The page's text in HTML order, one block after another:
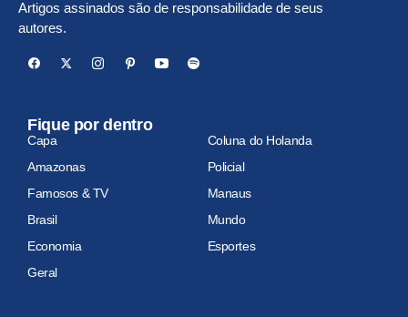
Artigos assinados são de responsabilidade de seus
autores.
Fique por dentro
Capa
Coluna do Holanda
Amazonas
Policial
Famosos & TV
Manaus
Brasil
Mundo
Economia
Esportes
Geral